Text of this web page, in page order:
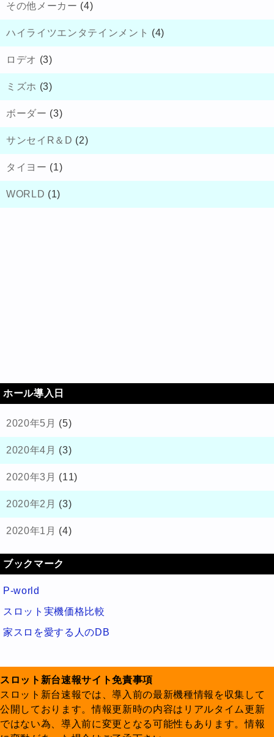
その他メーカー (4)
ハイライツエンタテインメント (4)
ロデオ (3)
ミズホ (3)
ボーダー (3)
サンセイR＆D (2)
タイヨー (1)
WORLD (1)
ホール導入日
2020年5月 (5)
2020年4月 (3)
2020年3月 (11)
2020年2月 (3)
2020年1月 (4)
ブックマーク
P-world
スロット実機価格比較
家スロを愛する人のDB
スロット新台速報サイト免責事項
スロット新台速報では、導入前の最新機種情報を収集して
公開しております。情報更新時の内容はリアルタイム更新
ではない為、導入前に変更となる可能性もあります。情報